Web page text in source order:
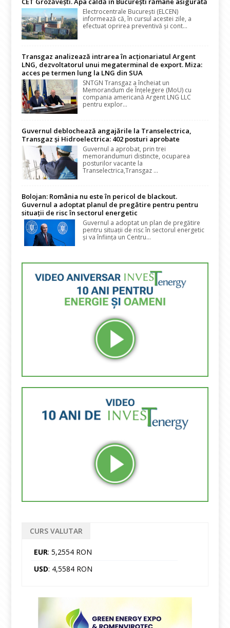
Electrocentrale București (ELCEN)
informează că, în cursul acestei zile, a
efectuat oprirea preventivă și cont...
Transgaz analizează intrarea în acționariatul Argent
LNG, dezvoltatorul unui megaterminal de export. Miza:
acces pe termen lung la LNG din SUA
SNTGN Transgaz a încheiat un
Memorandum de Înțelegere (MoU) cu
compania americană Argent LNG LLC
pentru explor...
Guvernul deblochează angajările la Transelectrica,
Transgaz și Hidroelectrica: 402 posturi aprobate
Guvernul a aprobat, prin trei
memorandumuri distincte, ocuparea
posturilor vacante la
Transelectrica,Transgaz ...
Bolojan: România nu este în pericol de blackout.
Guvernul a adoptat planul de pregătire pentru pentru
situații de risc în sectorul energetic
Guvernul a adoptat un plan de pregătire
pentru situații de risc în sectorul energetic
și va înființa un Centru...
CURS VALUTAR
EUR: 5,2554 RON
USD: 4,5584 RON